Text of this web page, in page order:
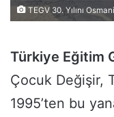
TEGV 30. Yılını
Türkiye Eğitim
Çocuk Değişir,
1995’ten bu